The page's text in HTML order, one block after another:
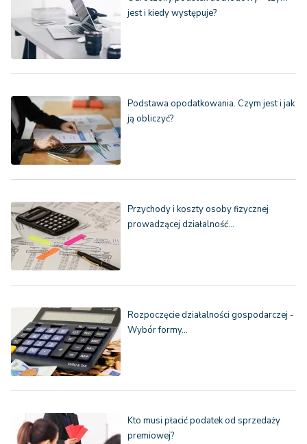
jest i kiedy występuje?
Podstawa opodatkowania. Czym jest i jak
ją obliczyć?
Przychody i koszty osoby fizycznej
prowadzącej działalność…
Rozpoczęcie działalności gospodarczej -
Wybór formy…
Kto musi płacić podatek od sprzedaży
premiowej?